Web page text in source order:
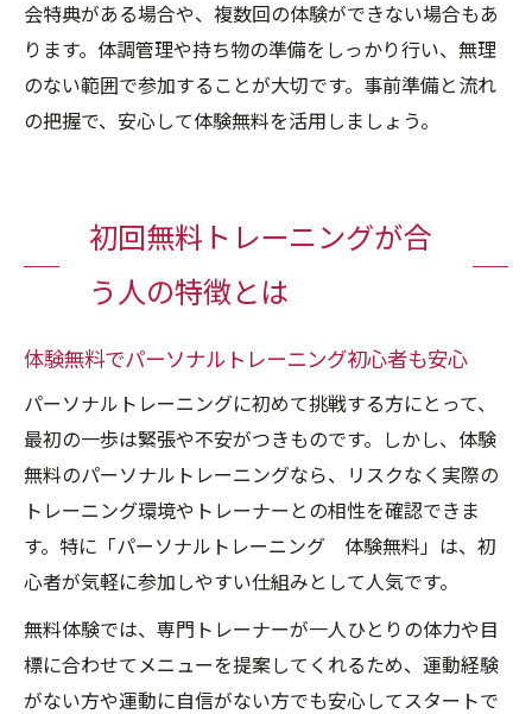
会特典がある場合や、複数回の体験ができない場合もあ
ります。体調管理や持ち物の準備をしっかり行い、無理
のない範囲で参加することが大切です。事前準備と流れ
の把握で、安心して体験無料を活用しましょう。
初回無料トレーニングが合
う人の特徴とは
体験無料でパーソナルトレーニング初心者も安心
パーソナルトレーニングに初めて挑戦する方にとって、
最初の一歩は緊張や不安がつきものです。しかし、体験
無料のパーソナルトレーニングなら、リスクなく実際の
トレーニング環境やトレーナーとの相性を確認できま
す。特に「パーソナルトレーニング 体験無料」は、初
心者が気軽に参加しやすい仕組みとして人気です。
無料体験では、専門トレーナーが一人ひとりの体力や目
標に合わせてメニューを提案してくれるため、運動経験
がない方や運動に自信がない方でも安心してスタートで